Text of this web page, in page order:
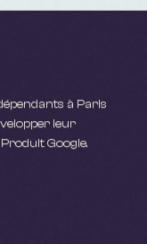
à Paris
leur
Google.